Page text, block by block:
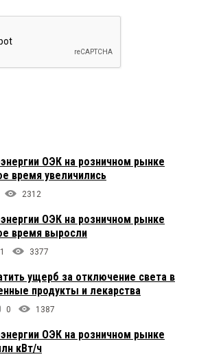
ОЭК на розничном рынке
время увеличились
2312
ОЭК на розничном рынке
время выросли
1 3377
ущерб за отключение света в
продукты и лекарства
0 1387
ОЭК на розничном рынке
кВт/ч